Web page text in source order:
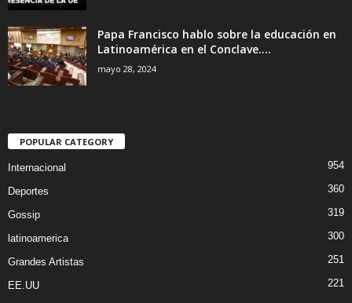
Papa Francisco hablo sobre la educación en
Latinoamérica en el Conclave....
mayo 28, 2024
POPULAR CATEGORY
Internacional 954
Deportes 360
Gossip 319
latinoamerica 300
Grandes Artistas 251
EE.UU 221